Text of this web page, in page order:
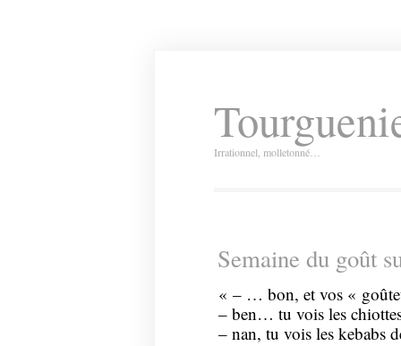
Irrationnel, molletonné…
Semaine du goût
« – … bon, et vos «
– ben… tu vois les chiottes
– nan, tu vois les kebabs